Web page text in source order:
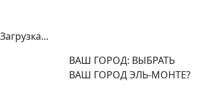
Загрузка...
ВАШ ГОРОД: ВЫБРАТЬ
ВАШ ГОРОД ЭЛЬ-МОНТЕ?